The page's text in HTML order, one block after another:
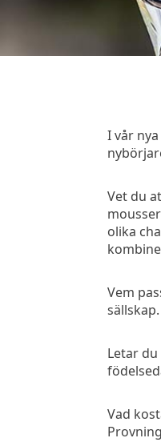
I vår
Vet du
olika
Vem
Letar
Vad